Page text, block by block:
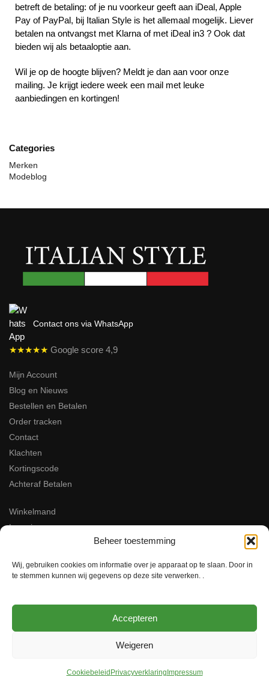
Beheer toestemming
Wij, gebruiken cookies om informatie over je apparaat op te slaan. Door in
te stemmen kunnen wij gegevens op deze site verwerken. .
Accepteren
Weigeren
Cookiebeleid Privacyverklaring Impressum
betreft de betaling: of je nu voorkeur geeft aan iDeal, Apple
Pay of PayPal, bij Italian Style is het allemaal mogelijk. Liever
betalen na ontvangst met Klarna of met iDeal in3 ? Ook dat
bieden wij als betaaloptie aan.
Wil je op de hoogte blijven? Meldt je dan aan voor onze
mailing. Je krijgt iedere week een mail met leuke
aanbiedingen en kortingen!
Categories
Merken
Modeblog
Contact ons via WhatsApp
★★★★★ Google score 4,9
Mijn Account
Blog en Nieuws
Bestellen en Betalen
Order tracken
Contact
Klachten
Kortingscode
Achteraf Betalen
Winkelmand
Levering
Algemene Voorwaarden
Veel Gestelde Vragen